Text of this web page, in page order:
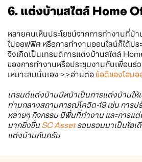
6. แต่งบ้านสไตล์ Home
หลายคนเห็นประโยชน์จากการทำงานที่บ้
ไปออฟฟิศ หรือการทำงานออนไลน์ก็ได้ป
จึงเกิดเป็นเทรนด์การแต่งบ้านสไตล์
ของการทำงานหรือประชุมงานกับเพื่อนร่
เหมาะสมนั่นเอง >>อ่านต่อข้อดีของโฮม
เทรนด์แต่งบ้านปีหน้าเป็นการแต่งบ้านให้
ท่ามกลางสถานการณ์โควิด-19 เช่น การ
หลายๆ กิจกรรม มีพื้นที่ทำงาน และการแ
มากยิ่งขึ้นSC Assetรวบรวมมาเป็นไอเ
แต่งบ้านกันครับ